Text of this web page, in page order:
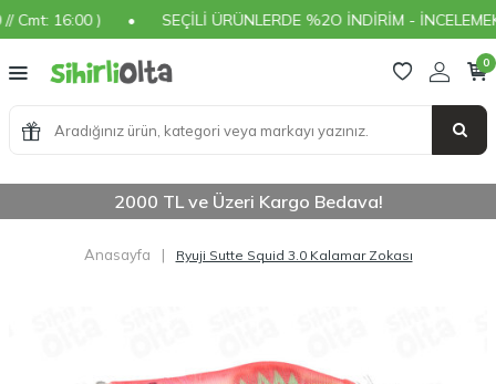
16:00 ) SEÇİLİ ÜRÜNLERDE %2O İNDİRİM - İNCELEMEK
0
2000 TL ve Üzeri Kargo Bedava!
Anasayfa | Ryuji Sutte Squid 3.0 Kalamar Zokası